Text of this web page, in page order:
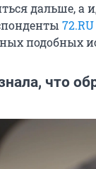
дальше, а
72.RU
подобных
что